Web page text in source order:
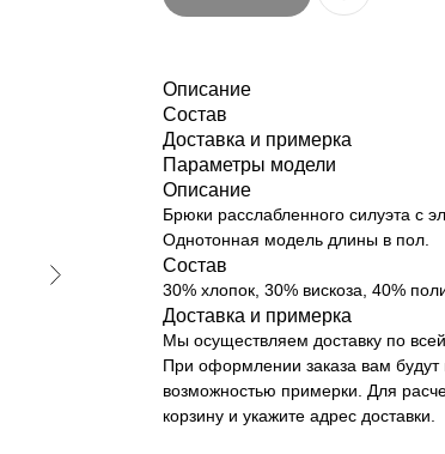
Описание
Состав
Доставка и примерка
Параметры модели
Описание
Брюки расслабленного силуэта с
Однотонная модель длины в пол.
Состав
30% хлопок, 30% вискоза, 40%
Доставка и примерка
Мы осуществляем доставку по
При оформлении заказа вам
возможностью примерки. Для
корзину и укажите адрес доставки.